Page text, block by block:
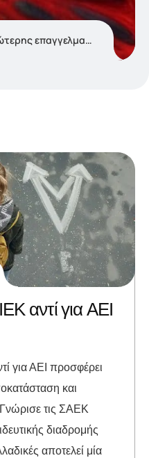
κατάρτισης"
αντί για ΑΕΙ
για ΑΕΙ προσφέρει
και
τις ΣΑΕΚ
διαδρομής
αποτελεί μία